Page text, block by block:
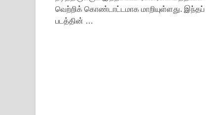
வெற்றிக் கொண்டாட்டமாக மாறியுள்ளது. இந்தப்
படத்தின் …